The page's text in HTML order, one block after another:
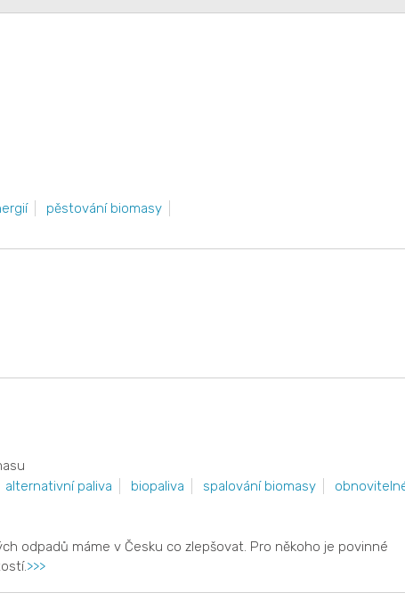
pěstování biomasy
alternativní paliva biopaliva spalování biomasy
odpadů máme v Česku co zlepšovat. Pro někoho je povinné
>>>